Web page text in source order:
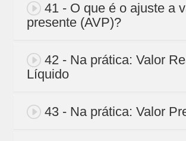
41 - O que é o ajuste a
presente (AVP)?
42 - Na prática: Valor
Líquido
43 - Na prática: Valor